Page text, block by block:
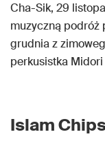
Cha-Sik, 29
muzyczną podróż
grudnia z
perkusistka Midori
Islam